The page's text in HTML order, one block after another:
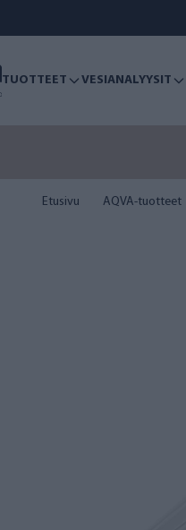
TUOTTEET VESIANALYYSIT
Etusivu AQVA-tuotteet